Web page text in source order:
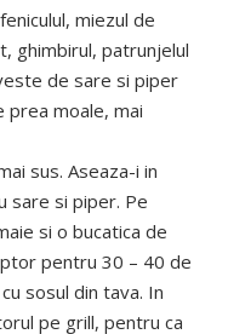
miezul de
ghimbirul, patrunjelul
de sare si piper
prea moale, mai
sus. Aseaza-i in
sare si piper. Pe
si o bucatica de
pentru 30 – 40 de
sosul din tava. In
pe grill, pentru ca